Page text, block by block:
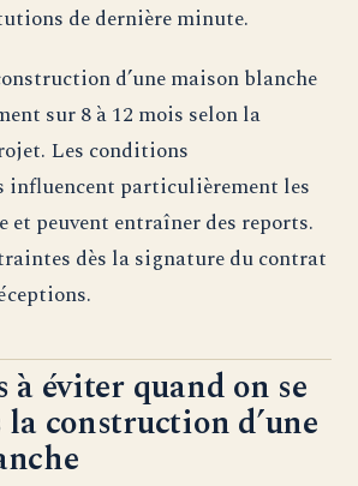
de dernière minute.
d’une maison blanche
sur 8 à 12 mois selon la
Les conditions
influencent particulièrement les
et peuvent entraîner des reports.
dès la signature du contrat
à éviter quand on se
construction d’une